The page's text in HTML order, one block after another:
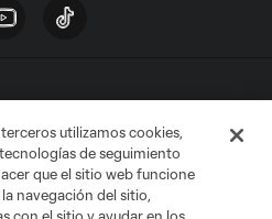
No vender mi información
la Major League Soccer y MLS son
L.L.C. (“MLS”). Los nombres y logos
utilizamos cookies,
de seguimiento
que el sitio web funcione
navegación del sitio,